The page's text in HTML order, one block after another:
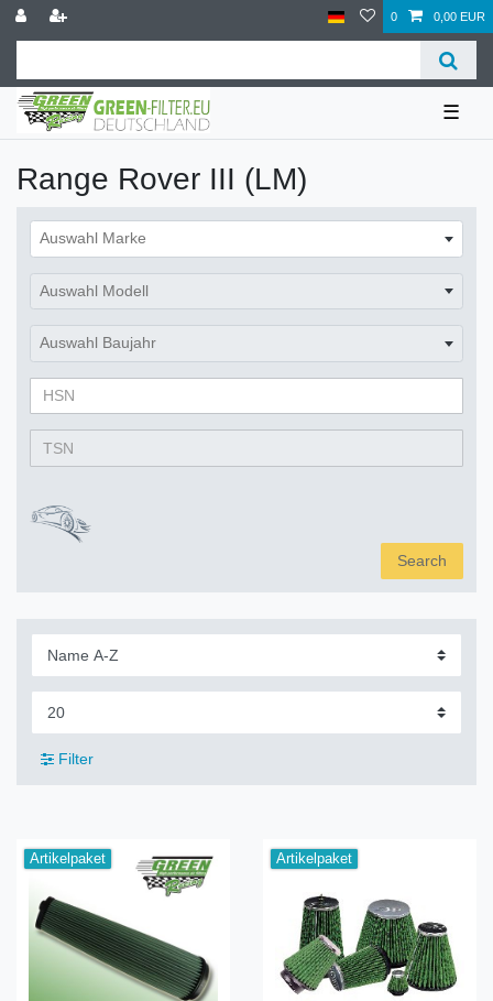
0 0,00 EUR
☰
Range Rover III (LM)
Auswahl Marke
Auswahl Modell
Auswahl Baujahr
Search
Filter
Artikelpaket Artikelpaket